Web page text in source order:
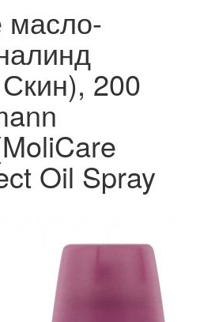
200
Oil Spray